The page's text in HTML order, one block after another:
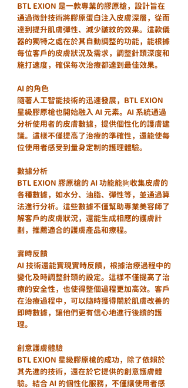
BTL EXION 是一款專業的膠原槍，設計旨在
通過微針技術將膠原蛋白注入皮膚深層，從而
達到提升肌膚彈性、減少皺紋的效果。這款儀
器的獨特之處在於其自動調整的功能，能根據
每位客戶的皮膚狀況及需求，調整針頭深度和
施打速度，確保每次治療都達到最佳效果。
AI 的角色
隨著人工智能技術的迅速發展，BTL EXION
星級膠原槍也開始融入 AI 元素。AI 系統通過
分析使用者的皮膚數據，提供個性化的護膚建
議。這樣不僅提高了治療的準確性，還能使每
位使用者感受到量身定制的護理體驗。
數據分析
BTL EXION 膠原槍的 AI 功能能夠收集皮膚的
各種數據，如水分、油脂、彈性等，並通過算
法進行分析。這些數據不僅幫助專業美容師了
解客戶的皮膚狀況，還能生成相應的護膚計
劃，推薦適合的護膚產品和療程。
實時反饋
AI 技術還能實現實時反饋，根據治療過程中的
變化及時調整針頭的設定。這樣不僅提高了治
療的安全性，也使得整個過程更加高效。客戶
在治療過程中，可以隨時獲得關於肌膚改善的
即時數據，讓他們更有信心地進行後續的護
理。
創意護膚體驗
BTL EXION 星級膠原槍的成功，除了依賴於
其先進的技術，還在於它提供的創意護膚體
驗。結合 AI 的個性化服務，不僅讓使用者感